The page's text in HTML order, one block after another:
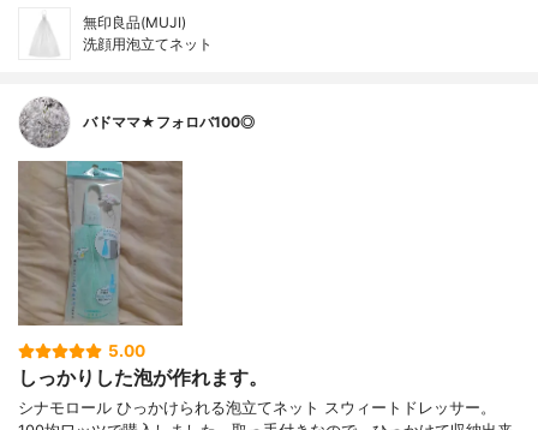
無印良品(MUJI)
洗顔用泡立てネット
バドママ★フォロバ100◎
5.00
しっかりした泡が作れます。
シナモロール ひっかけられる泡立てネット スウィートドレッサー。